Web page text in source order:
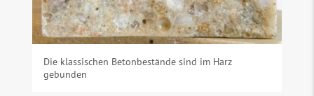
Die klassischen Betonbestände sind im Harz
gebunden